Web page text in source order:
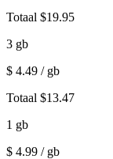
Totaal $19.95
3 gb
$ 4.49 / gb
Totaal $13.47
1 gb
$ 4.99 / gb